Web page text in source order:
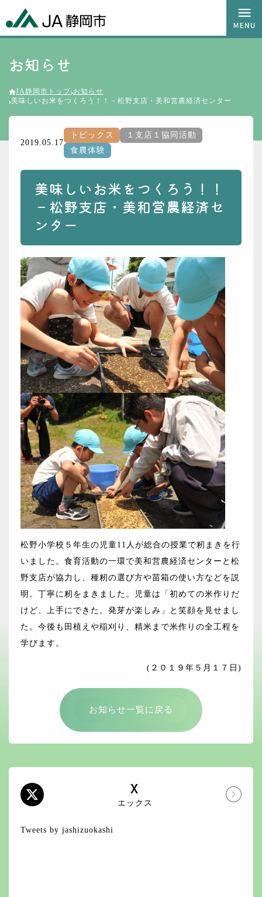
お知らせ
JA静岡市トップ お知らせ
美味しいお米をつくろう！！－松野支店・美和営農経済センター
2019.05.17
トピックス
１支店１協同活動
食農体験
美味しいお米をつくろう！！
－松野支店・美和営農経済セ
ンター
松野小学校５年生の児童11人が総合の授業で籾まきを行
いました。食育活動の一環で美和営農経済センターと松
野支店が協力し、種籾の選び方や苗箱の使い方などを説
明。丁寧に籾をまきました。児童は「初めての米作りだ
けど、上手にできた。発芽が楽しみ」と笑顔を見せまし
た。今後も田植えや稲刈り、精米まで米作りの全工程を
学びます。
(２０１９年５月１７日)
お知らせ一覧に戻る
X
エックス
Tweets by jashizuokashi